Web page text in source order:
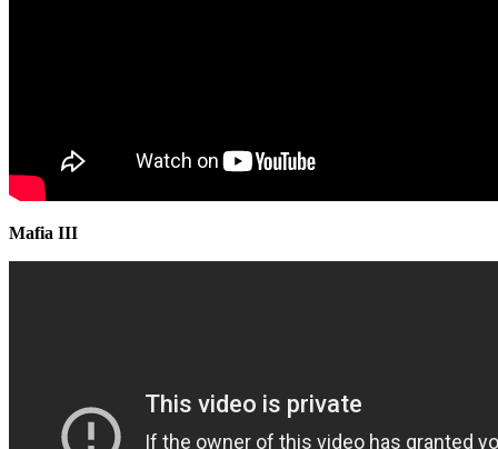
Mafia III